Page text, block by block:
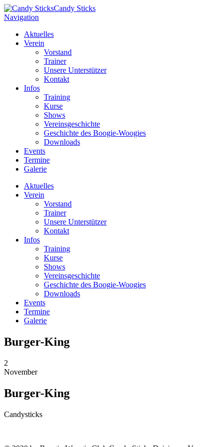
Candy Sticks
Navigation
Aktuelles
Verein
Vorstand
Trainer
Unsere Unterstützer
Kontakt
Infos
Training
Kurse
Shows
Vereinsgeschichte
Geschichte des Boogie-Woogies
Downloads
Events
Termine
Galerie
Aktuelles
Verein
Vorstand
Trainer
Unsere Unterstützer
Kontakt
Infos
Training
Kurse
Shows
Vereinsgeschichte
Geschichte des Boogie-Woogies
Downloads
Events
Termine
Galerie
Burger-King
2
November
Burger-King
Candysticks